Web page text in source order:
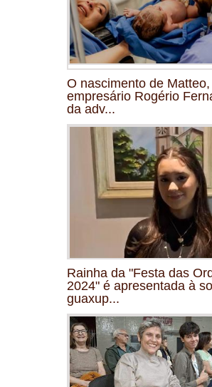
O nascimento de
empresário Rogério
da adv...
Rainha da "Festa das
2024" é apresentada à
guaxup...